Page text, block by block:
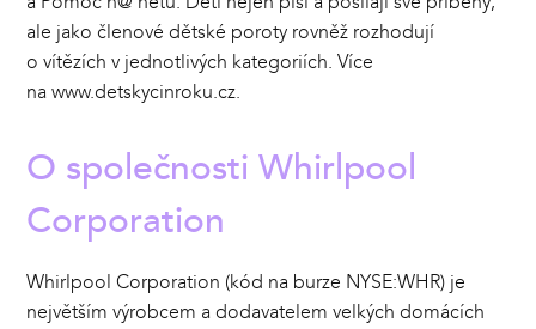
ale jako členové dětské poroty rovněž rozhodují
o vítězích v jednotlivých kategoriích. Více
nawww.detskycinroku.cz.
O společnosti Whirlpool
Corporation
Whirlpool Corporation (kód na burze NYSE:WHR) je
největším výrobcem a dodavatelem velkých domácích